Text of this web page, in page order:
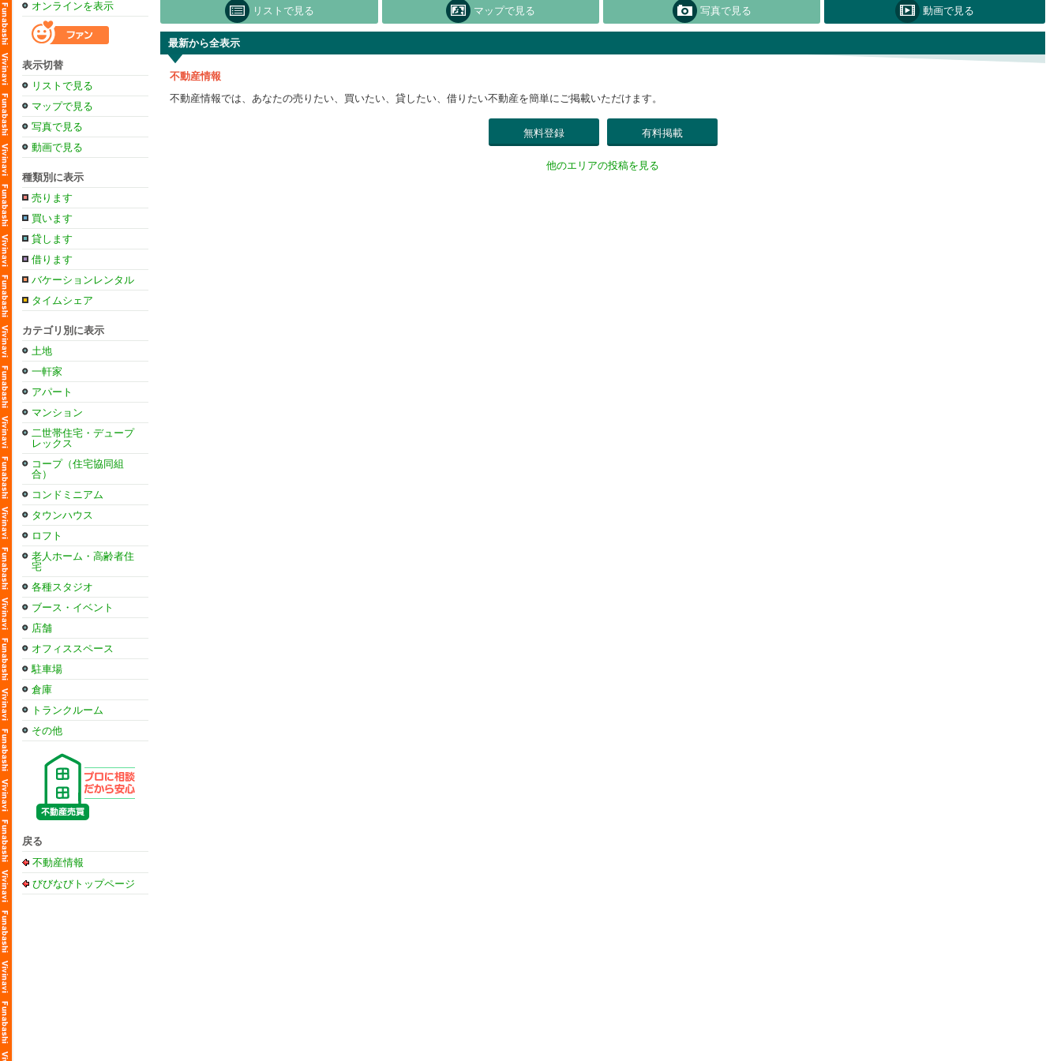
オンラインを表示
表示切替
リストで見る
マップで見る
写真で見る
動画で見る
種類別に表示
売ります
買います
貸します
借ります
バケーションレンタル
タイムシェア
カテゴリ別に表示
土地
一軒家
アパート
マンション
二世帯住宅・デュープ
レックス
コープ（住宅協同組
合）
コンドミニアム
タウンハウス
ロフト
老人ホーム・高齢者住
宅
各種スタジオ
ブース・イベント
店舗
オフィススペース
駐車場
倉庫
トランクルーム
その他
戻る
不動産情報
びびなびトップページ
リストで見る マップで見る 写真で見る 動画で見る
最新から全表示
不動産情報
不動産情報では、あなたの売りたい、買いたい、貸したい、借りたい不動産を簡単にご掲載いただけます。
無料登録 有料掲載
他のエリアの投稿を見る